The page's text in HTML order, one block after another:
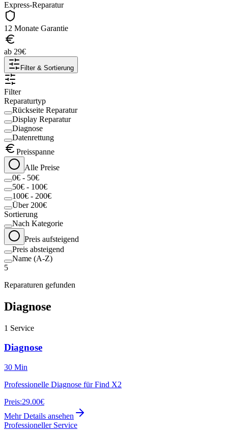
Express-Reparatur
12 Monate Garantie
ab 29€
Filter & Sortierung
Filter
Reparaturtyp
Rückseite Reparatur
Display Reparatur
Diagnose
Datenrettung
Preisspanne
Alle Preise
0€ - 50€
50€ - 100€
100€ - 200€
Über 200€
Sortierung
Nach Kategorie
Preis aufsteigend
Preis absteigend
Name (A-Z)
5
Reparaturen gefunden
Diagnose
1 Service
Diagnose
30 Min
Professionelle Diagnose für Find X2
Preis:29.00€
Mehr Details ansehen
Professioneller Service